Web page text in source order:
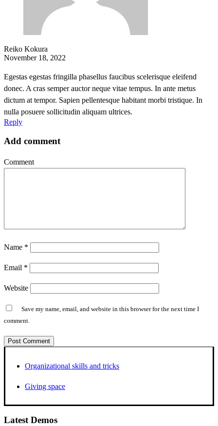
Reiko Kokura
November 18, 2022
Egestas egestas fringilla phasellus faucibus scelerisque eleifend
donec. A cras semper auctor neque vitae tempus. In ante metus
dictum at tempor. Sapien pellentesque habitant morbi tristique. In
nulla posuere sollicitudin aliquam ultrices.
Reply
Add comment
Comment
Name *
Email *
Website
Save my name, email, and website in this browser for the next time I
comment.
Organizational skills and tricks
Giving space
Latest Demos